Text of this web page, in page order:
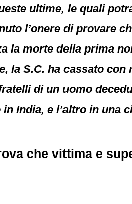
ultime, le quali
l’onere di provare
la morte della prima
la S.C. ha cassato con
di un uomo
India, e l’altro in una
che vittima e